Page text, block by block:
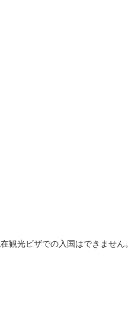
観光ビザでの入国はできません